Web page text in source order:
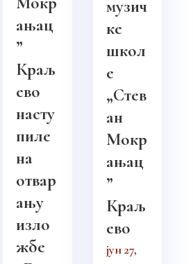
ањац
”
Краљ
ево
насту
пиле
на
отвар
ању
изло
жбе
музич
ке
школ
е
„Стев
ан
Мокр
ањац
”
Краљ
ево
јун 27,